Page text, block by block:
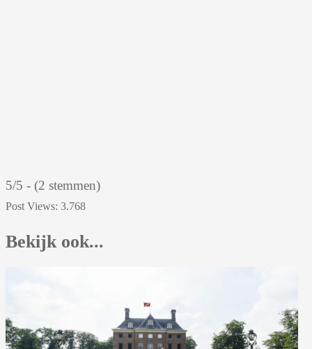
5/5 - (2 stemmen)
Post Views: 3.768
Bekijk ook...